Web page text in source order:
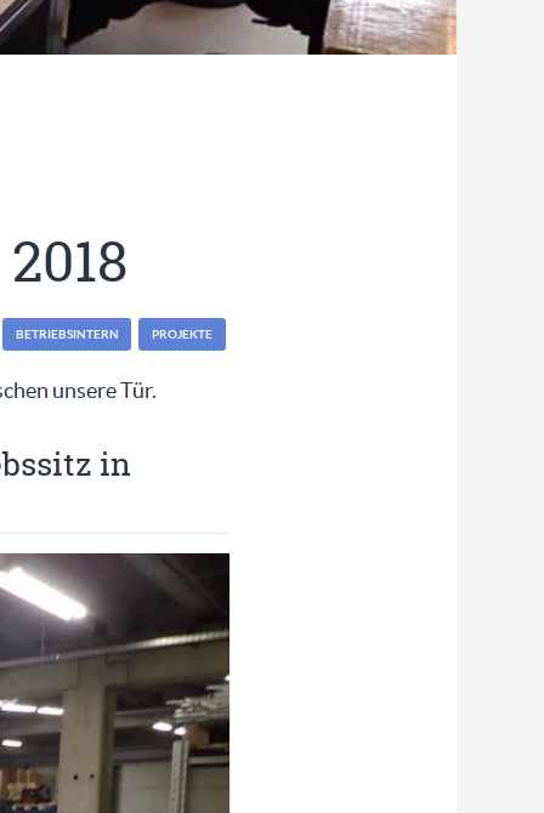
BETRIEBSINTERN PROJEKTE
unsere Tür.
in